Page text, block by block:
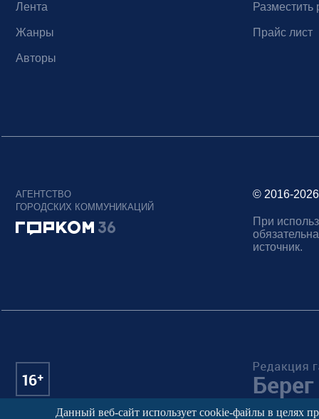
Лента
Жанры
Авторы
Разместить
Прайс лист
АГЕНТСТВО
ГОРОДСКИХ КОММУНИКАЦИЙ
© 2016-
При
источник.
Данный веб-сайт использует cookie-файлы в целях